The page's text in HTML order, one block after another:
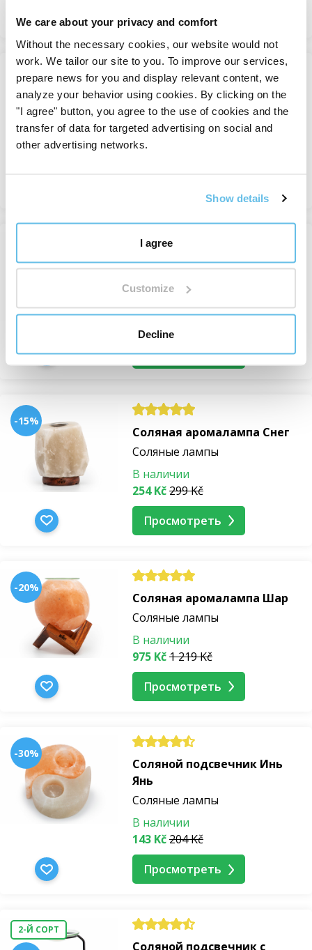
We care about your privacy and comfort
Without the necessary cookies, our website would not
work. We tailor our site to you. To improve our services,
prepare news for you and display relevant content, we
analyze your behavior using cookies. By clicking on the
"I agree" button, you agree to the use of cookies and the
transfer of data for targeted advertising on social and
other advertising networks.
Show details
I agree
Customize
Decline
-35%
Соль чайная лампа Арома
Пещера Форма
Соляные лампы
В наличии
205 Kč
Соляная аромалампа
Scentaholic
Соляные лампы
В наличии
Просмотреть
-15%
Соляная аромалампа Снег
Соляные лампы
В наличии
254 Kč299 Kč
Просмотреть
-20%
Соляная аромалампа Шар
Соляные лампы
В наличии
975 Kč1 219 Kč
Просмотреть
-30%
Соляной подсвечник Инь
Янь
Соляные лампы
В наличии
143 Kč204 Kč
Просмотреть
2-Й СОРТ
Соляной подсвечник с